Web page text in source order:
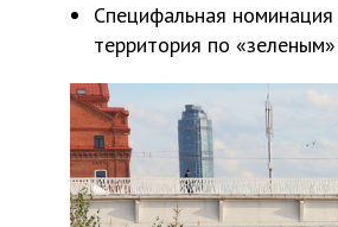
Специфальная
территория по